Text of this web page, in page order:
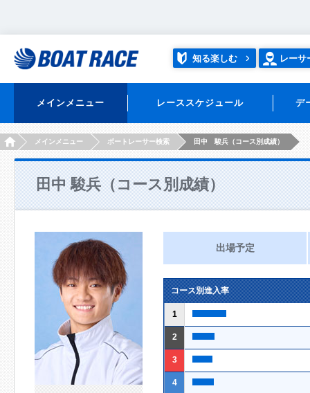
知る楽しむ レーサ
メインメニュー レーススケジュール デ
HOMEメインメニュー ボートレーサー検索 田中 駿兵（コース別成績）
田中 駿兵（コース別成績）
出場予定
コース別進入率
1
2
3
4